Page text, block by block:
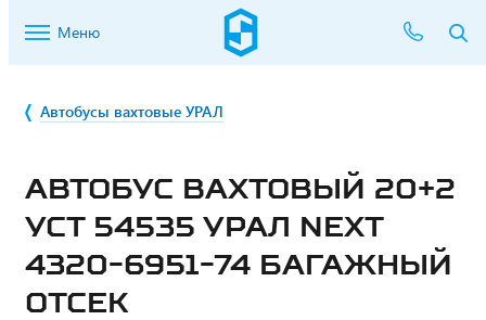
Меню
Автобусы вахтовые УРАЛ
АВТОБУС ВАХТОВЫЙ 20+2
УСТ 54535 УРАЛ NEXT
4320-6951-74 БАГАЖНЫЙ
ОТСЕК